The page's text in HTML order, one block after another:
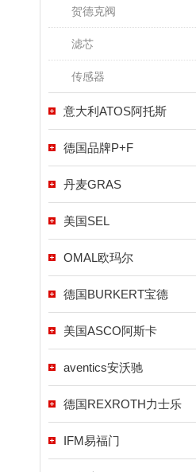
贺德克阀
滤芯
传感器
意大利ATOS阿托斯
德国品牌P+F
丹麦GRAS
美国SEL
OMAL欧玛尔
德国BURKERT宝德
美国ASCO阿斯卡
aventics安沃驰
德国REXROTH力士乐
IFM易福门